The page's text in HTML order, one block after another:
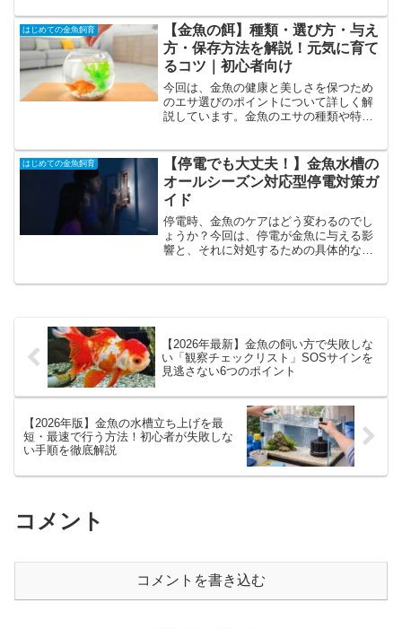
えサイクル”を見つけて、金魚の健康を守
りましょう！
は、“水をキレイにする”よりも“バクテリ
アを育てる”ことがとても重要です。この
記事では、・バクテリアの役割 ・アンモ
ニアと硝化の仕組み ・バクテリアはどこ
に住むのか ・新品水槽で自然発生する理
由 ・立ち上げ期間の考え方 ・初心者が
やりがちなNG行動などを、初心者向けに
わかりやすく解説しています。これから
安定しない方にもおすすめの内容です！
ぜひ最後までご覧ください！
はじめての金魚飼育
【金魚の餌】種類・選び方・与え
方・保存方法を解説！元気に育て
るコツ｜初心者向け
今回は、金魚の健康と美しさを保つため
のエサ選びのポイントについて詳しく解
説しています。金魚のエサの種類や特
エサを提供することで、金魚の健康や成
長を最適にサポートする方法を学びまし
ょう。
はじめての金魚飼育
【停電でも大丈夫！】金魚水槽の
オールシーズン対応型停電対策ガ
イド
停電時、金魚のケアはどう変わるのでし
ょうか？今回は、停電が金魚に与える影
響と、それに対処するための具体的な対
に、これらの知識を身につけ、いざとい
う時に備えましょう。
【2026年最新】金魚の飼い方で失敗しな
い「観察チェックリスト」SOSサインを
見逃さない6つのポイント
【2026年版】金魚の水槽立ち上げを最
短・最速で行う方法！初心者が失敗しな
い手順を徹底解説
コメント
コメントを書き込む